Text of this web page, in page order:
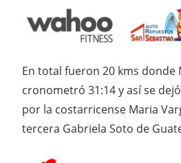
En total fueron 20 kms donde
cronometró 31:14 y así se
por la costarricense Maria
tercera Gabriela Soto de